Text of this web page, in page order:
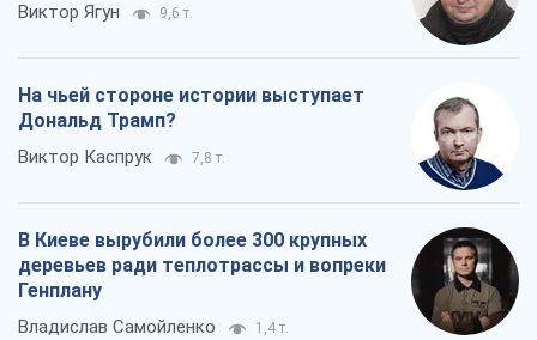
Виктор Ягун 9,6 т.
На чьей стороне истории выступает
Дональд Трамп?
Виктор Каспрук 7,8 т.
В Киеве вырубили более 300 крупных
деревьев ради теплотрассы и вопреки
Генплану
Владислав Самойленко 1,4 т.